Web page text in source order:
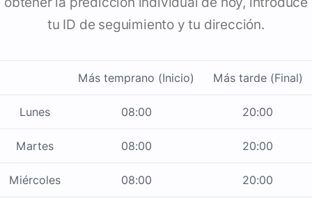
tu ID de seguimiento y tu dirección.
Más temprano (Inicio) Más tarde (Final)
Lunes 08:00 20:00
Martes 08:00 20:00
Miércoles 08:00 20:00